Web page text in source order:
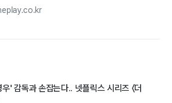
' 감독과 손잡는다.. 넷플릭스 시리즈 〈더